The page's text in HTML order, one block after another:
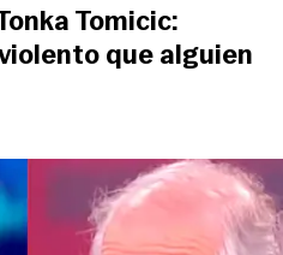
Tomicic:
que alguien